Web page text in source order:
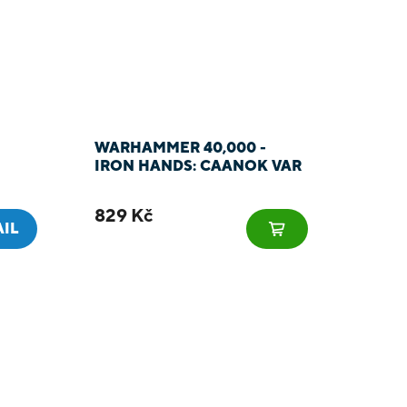
WARHAMMER 40,000 -
IRON HANDS: CAANOK VAR
829 Kč